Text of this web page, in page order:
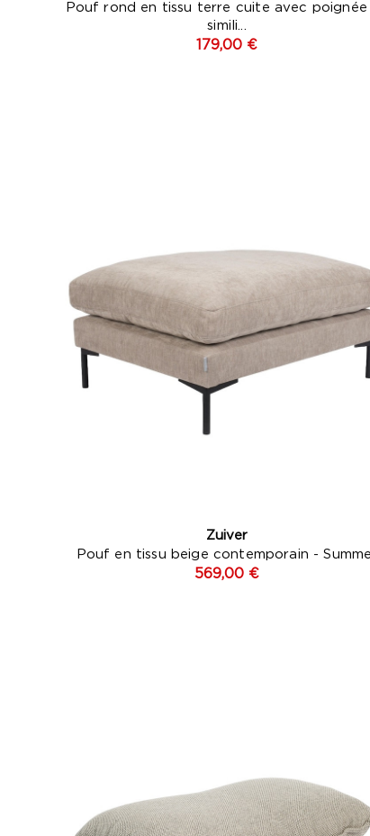
Pouf rond en tissu terre cuite avec poignée
simili...
179,00 €
Zuiver
Pouf en tissu beige contemporain -
569,00 €